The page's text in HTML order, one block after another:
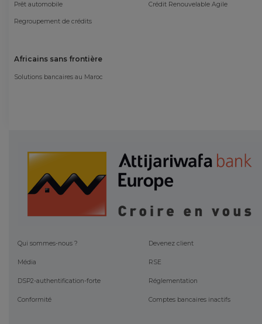
Prêt automobile Crédit Renouvelable Agile
Regroupement de crédits
Africains sans frontière
Solutions bancaires au Maroc
Qui sommes-nous ? Devenez client
Média RSE
DSP2-authentification-forte Réglementation
Conformité Comptes bancaires inactifs